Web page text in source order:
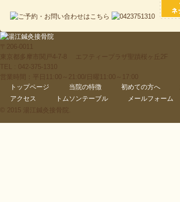
〒206-0011
東京都多摩市関戸4-7-8 エフティープラザ聖蹟桜ヶ丘2F
TEL : 042-375-1310
営業時間：平日11:00～21:00/日曜11:00～17:00
トップページ
当院の特徴 初めての方へ
アクセス
トムソンテーブル メールフォーム
© 2015 湯江鍼灸接骨院.